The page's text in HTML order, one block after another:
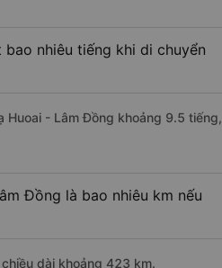
nhiêu tiếng khi di chuyển
Huoai - Lâm Đồng khoảng 9.5 tiếng,
Đồng là bao nhiêu km nếu
dài khoảng 423 km.